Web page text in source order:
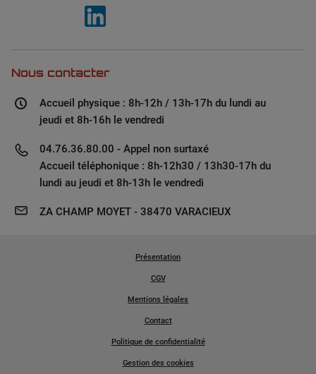
Nous contacter
Accueil physique : 8h-12h / 13h-17h du lundi au
jeudi et 8h-16h le vendredi
04.76.36.80.00 - Appel non surtaxé
Accueil téléphonique : 8h-12h30 / 13h30-17h du
lundi au jeudi et 8h-13h le vendredi
ZA CHAMP MOYET - 38470 VARACIEUX
Présentation
CGV
Mentions légales
Contact
Politique de confidentialité
Gestion des cookies